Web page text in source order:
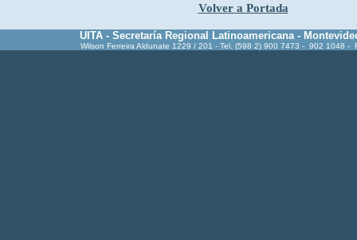
Volver a Portada
UITA - Secretaría Regional Latinoamericana -
Wilson Ferreira Aldunate 1229 / 201 - Tel. (598 2) 900 7473 - 902 1048 -